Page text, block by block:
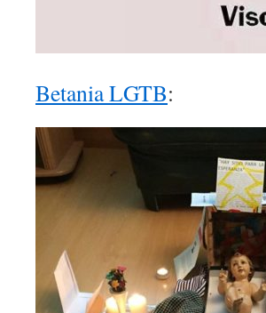
Betania LGTB: